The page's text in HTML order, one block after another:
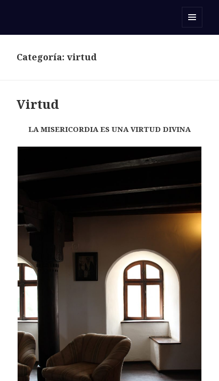
Categoría:virtud
Virtud
LA MISERICORDIA ES UNA VIRTUD DIVINA